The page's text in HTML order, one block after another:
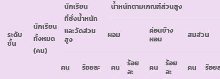
ระดับ
ชั้น
นักเรียน
ทั้งหมด
(คน)
นักเรียน
ที่ชั่งน้ำหนัก
และวัดส่วน
สูง
น้ำหนักตามเกณฑ์ส่วนสูง
ผอม
ค่อนข้าง
ผอม
สมส่วน
คน ร้อยละ คน
ร้อย
ละ
คน
ร้อย
ละ
คน ร้อย